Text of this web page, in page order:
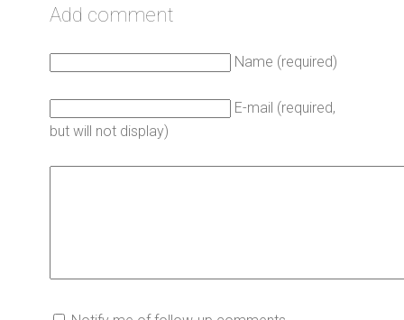
Add comment
Name (required)
E-mail (required,
but will not display)